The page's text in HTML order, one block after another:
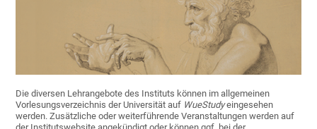
Die diversen Lehrangebote des Instituts können im allgemeinen
Vorlesungsverzeichnis der Universität auf WueStudyeingesehen
werden. Zusätzliche oder weiterführende Veranstaltungen werden auf